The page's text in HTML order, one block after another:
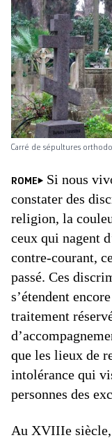
Carré de sépultures
ROME
Si nous
constater des
religion, la
ceux qui nagent
contre-courant,
passé. Ces
s’étendent
traitement
que les lieux de
intolérance qui
personnes des
Au XVIIIe